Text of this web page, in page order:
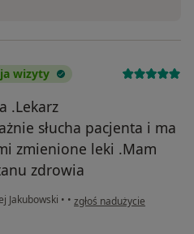
wizyty
.Lekarz
słucha pacjenta i ma
zmienione leki .Mam
zdrowia
Jakubowski • • w opinii użytkownika
zgłoś nadużycie